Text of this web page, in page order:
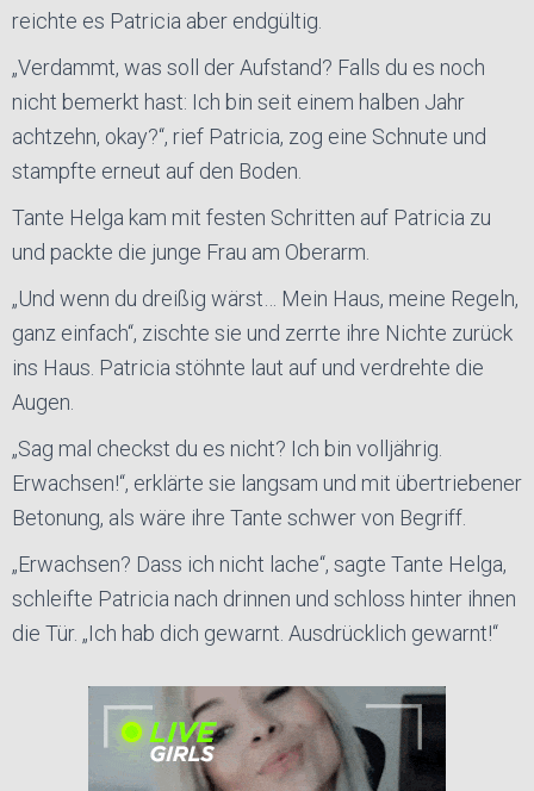
reichte es Patricia aber endgültig.
„Verdammt, was soll der Aufstand? Falls du es noch
nicht bemerkt hast: Ich bin seit einem halben Jahr
achtzehn, okay?“, rief Patricia, zog eine Schnute und
stampfte erneut auf den Boden.
Tante Helga kam mit festen Schritten auf Patricia zu
und packte die junge Frau am Oberarm.
„Und wenn du dreißig wärst… Mein Haus, meine Regeln,
ganz einfach“, zischte sie und zerrte ihre Nichte zurück
ins Haus. Patricia stöhnte laut auf und verdrehte die
Augen.
„Sag mal checkst du es nicht? Ich bin volljährig.
Erwachsen!“, erklärte sie langsam und mit übertriebener
Betonung, als wäre ihre Tante schwer von Begriff.
„Erwachsen? Dass ich nicht lache“, sagte Tante Helga,
schleifte Patricia nach drinnen und schloss hinter ihnen
die Tür. „Ich hab dich gewarnt. Ausdrücklich gewarnt!“